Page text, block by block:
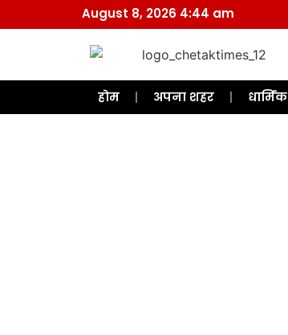
August 8, 2026 4:44 am
होम अपना शहर धार्मिक